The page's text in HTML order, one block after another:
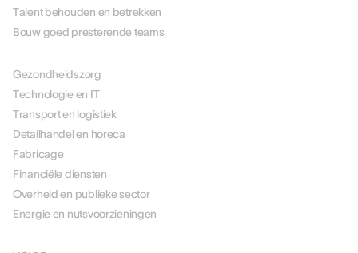
Talent behouden en betrekken
Bouw goed presterende teams
Gezondheidszorg
Technologie en IT
Transport en logistiek
Detailhandel en horeca
Fabricage
Financiële diensten
Overheid en publieke sector
Energie en nutsvoorzieningen